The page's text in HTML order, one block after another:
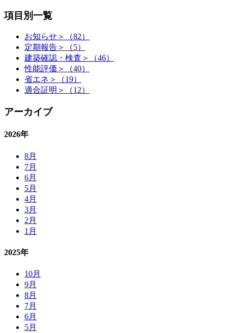
項目別一覧
お知らせ＞（82）
定期報告＞（5）
建築確認・検査＞（46）
性能評価＞（40）
省エネ＞（19）
適合証明＞（12）
アーカイブ
2026年
8月
7月
6月
5月
4月
3月
2月
1月
2025年
10月
9月
8月
7月
6月
5月